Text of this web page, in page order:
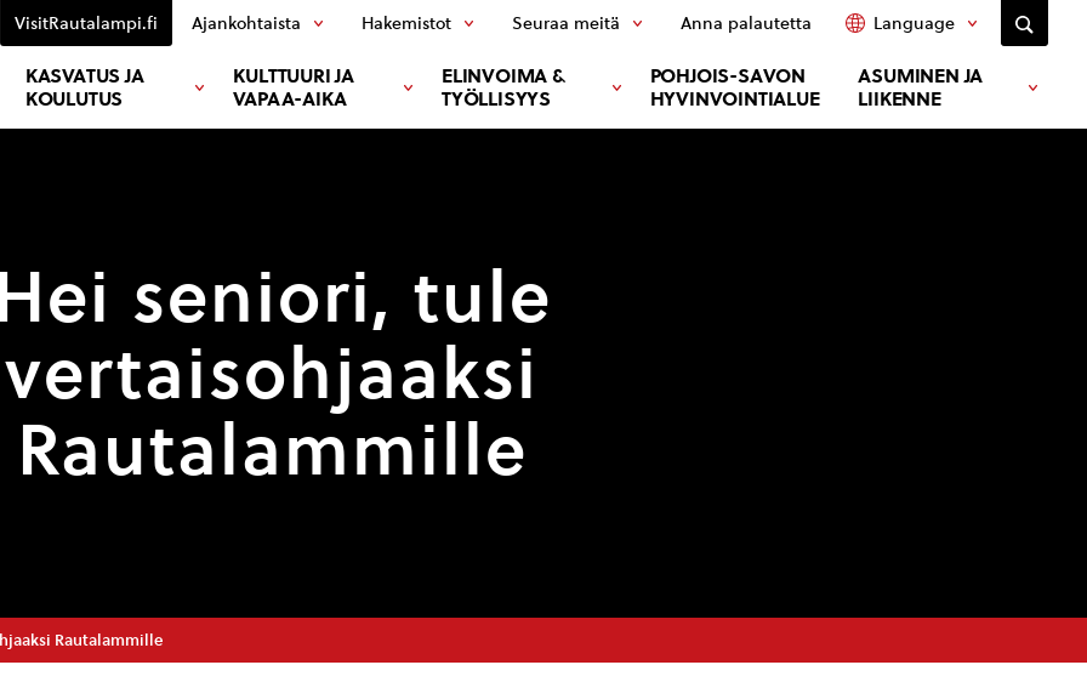
KASVATUS JA
KOULUTUS
KULTTUURI JA
VAPAA-AIKA
ELINVOIMA &
TYÖLLISYYS
POHJOIS-SAVON
HYVINVOINTIALUE
ASUMINEN JA
LIIKENNE
VisitRautalampi.fi Ajankohtaista Hakemistot Seuraa meitä Anna palautetta Language
Hei seniori, tule
vertaisohjaaksi
Rautalammille
Rautalammille